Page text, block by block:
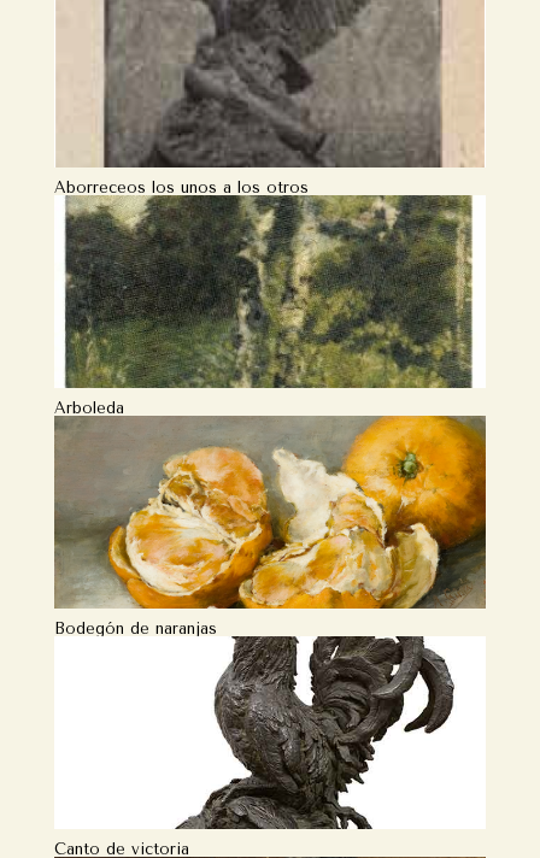
Aborreceos los unos a los otros
Arboleda
Bodegón de naranjas
Canto de victoria